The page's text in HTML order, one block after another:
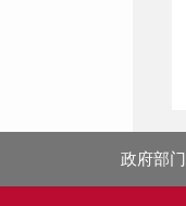
政府部门